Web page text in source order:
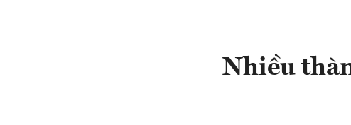
Nhiều